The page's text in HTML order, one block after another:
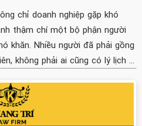
chỉ doanh nghiệp gặp khó
thậm chí một bộ phận người
khăn. Nhiều người đã phải gồng
không phải ai cũng có lý lịch ...